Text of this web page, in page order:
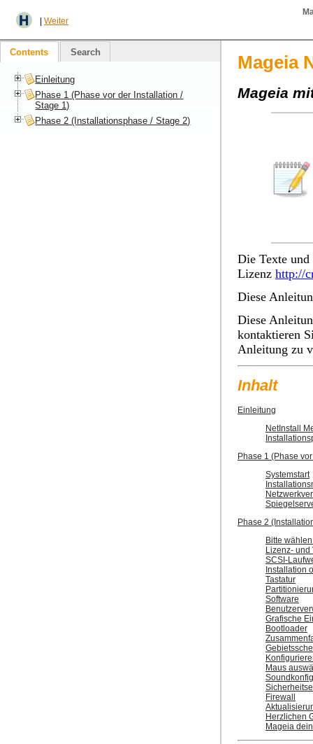
Weiter
Mageia
Mageia
Die Texte
Lizenz http://
Diese
Diese
kontaktieren
Anleitung zu
Inhalt
Einleitung
NetInstall
Phase 1 (Phase
Systemstart
Phase 2
Bitte
Lizenz- und
SCSI-
Installation
Tastatur
Software
Grafische
Bootloader
Maus
Firewall
Herzlichen
Mageia
Contents Search
Einleitung
Phase 1 (Phase vor der Installation /
Stage 1)
Phase 2 (Installationsphase / Stage 2)